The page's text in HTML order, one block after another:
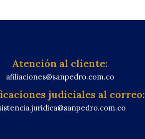
Atención al cliente:
afiliaciones@sanpedro.com.co
judiciales al correo: